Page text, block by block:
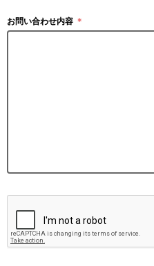
お問い合わせ内容 ＊